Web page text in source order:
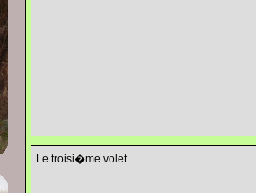
Le troisi�me volet